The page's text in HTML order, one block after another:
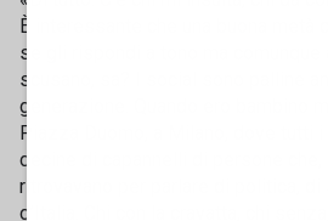
È interessante che una buona metà
se gli rispondi a tono ma comunque
scusano, sa? I social sono palline
generazione. Quando ero bambino
Piazza Duomo, a Milano, dove tutti i
decine di capannelli di persone che,
ritrovavano per parlare di politica, di
d’Italia. Chi con la cravatta, chi